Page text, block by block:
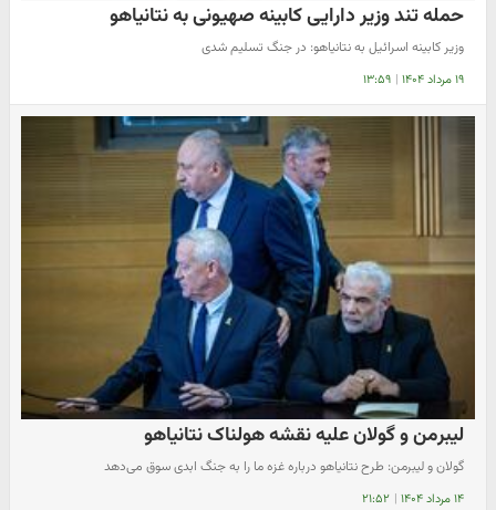
حمله تند وزیر دارایی کابینه صهیونی به نتانیاهو
وزیر کابینه اسرائیل به نتانیاهو: در جنگ تسلیم شدی
۱۹ مرداد ۱۴۰۴ | ۱۳:۵۹
لیبرمن و گولان علیه نقشه هولناک نتانیاهو
گولان و لیبرمن: طرح نتانیاهو درباره غزه ما را به جنگ ابدی سوق می‌دهد
۱۴ مرداد ۱۴۰۴ | ۲۱:۵۲